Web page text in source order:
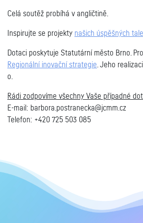
Celá soutěž probíhá v angličtině.
Inspirujte se projekty našich úspěšných
Dotaci poskytuje Statutární město Brno.
Regionální inovační strategie . Jeho
o.
Rádi zodpovíme všechny Vaše případné
E-mail: barbora.postranecka@jcmm.cz
Telefon: +420 725 503 085